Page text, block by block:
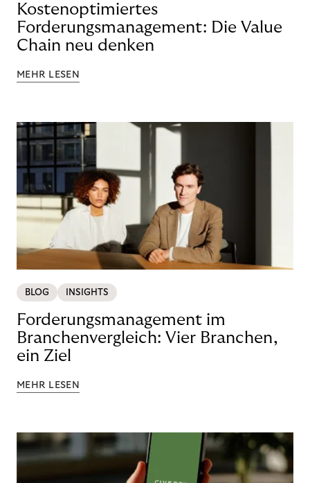
Kostenoptimiertes
Forderungsmanagement: Die Value
Chain neu denken
MEHR LESEN
BLOG INSIGHTS
Forderungsmanagement im
Branchenvergleich: Vier Branchen,
ein Ziel
MEHR LESEN